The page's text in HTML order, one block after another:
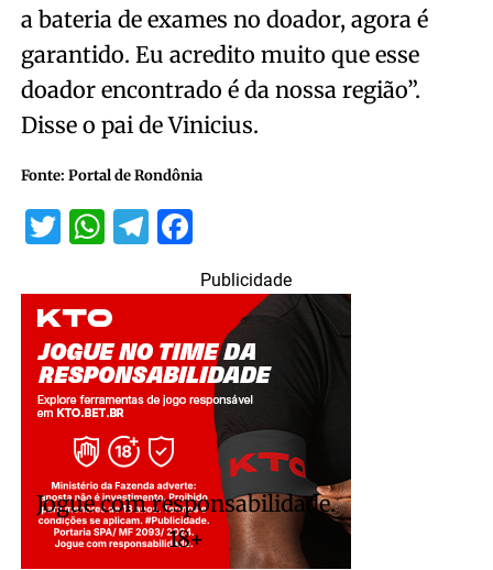
a bateria de exames no doador, agora é
garantido. Eu acredito muito que esse
doador encontrado é da nossa região”.
Disse o pai de Vinicius.
Fonte: Portal de Rondônia
TwitterWhatsApp
Telegram
Publicidade
Jogue com responsabilidade.
18+